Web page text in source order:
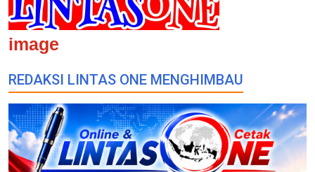
image
REDAKSI LINTAS ONE MENGHIMBAU